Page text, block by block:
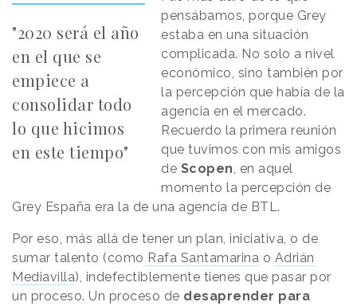
"2020 será el año
en el que se
empiece a
consolidar todo
lo que hicimos
en este tiempo"
pensábamos, porque Grey
estaba en una situación
complicada. No solo a nivel
económico, sino también por
la percepción que había de la
agencia en el mercado.
Recuerdo la primera reunión
que tuvimos con mis amigos
de Scopen, en aquel
momento la percepción de
Grey España era la de una agencia de BTL.
Por eso, más allá de tener un plan, iniciativa, o de
sumar talento (como Rafa Santamarina o Adrián
Mediavilla), indefectiblemente tienes que pasar por
un proceso. Un proceso de desaprender para